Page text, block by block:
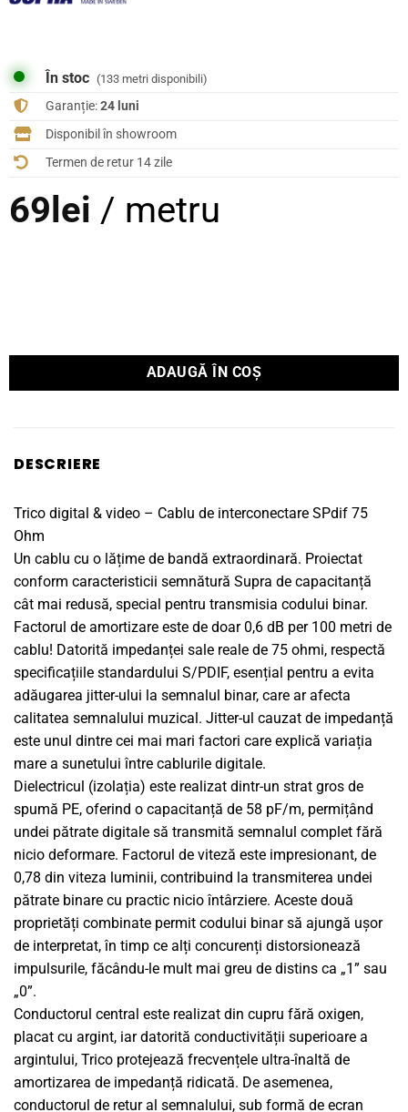
În stoc (133 metri disponibili)
Garanție:24 luni
Disponibil în showroom
Termen de retur 14 zile
69lei / metru
ADAUGĂ ÎN COȘ
DESCRIERE
Trico digital & video – Cablu de interconectare SPdif 75
Ohm
Un cablu cu o lățime de bandă extraordinară. Proiectat
conform caracteristicii semnătură Supra de capacitanță
cât mai redusă, special pentru transmisia codului binar.
Factorul de amortizare este de doar 0,6 dB per 100 metri de
cablu! Datorită impedanței sale reale de 75 ohmi, respectă
specificațiile standardului S/PDIF, esențial pentru a evita
adăugarea jitter-ului la semnalul binar, care ar afecta
calitatea semnalului muzical. Jitter-ul cauzat de impedanță
este unul dintre cei mai mari factori care explică variația
mare a sunetului între cablurile digitale.
Dielectricul (izolația) este realizat dintr-un strat gros de
spumă PE, oferind o capacitanță de 58 pF/m, permițând
undei pătrate digitale să transmită semnalul complet fără
nicio deformare. Factorul de viteză este impresionant, de
0,78 din viteza luminii, contribuind la transmiterea undei
pătrate binare cu practic nicio întârziere. Aceste două
proprietăți combinate permit codului binar să ajungă ușor
de interpretat, în timp ce alți concurenți distorsionează
impulsurile, făcându-le mult mai greu de distins ca „1” sau
„0”.
Conductorul central este realizat din cupru fără oxigen,
placat cu argint, iar datorită conductivității superioare a
argintului, Trico protejează frecvențele ultra-înaltă de
amortizarea de impedanță ridicată. De asemenea,
conductorul de retur al semnalului, sub formă de ecran